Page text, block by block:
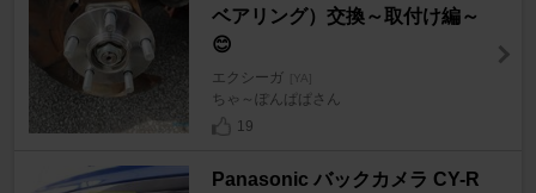
ベアリング）交換～取付け編～
😊
エクシーガ [YA]
ちゃ～ぽんぱぱさん
19
Panasonic バックカメラ CY-R